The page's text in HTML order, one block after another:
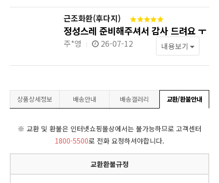
근조화환(후다지)
정성스레 준비해주셔서 감사 드려요 ㅜ
주*영 26-07-12 내용보기
상품상세정보 배송안내 배송갤러리 교환/환불안내
※ 교환 및 환불은 인터넷쇼핑몰상에서는 불가능하므로 고객센터
1800-5500로 전화 요청하셔야합니다.
교환환불규정